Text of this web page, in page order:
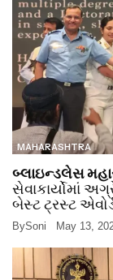
MAHARASHTRA
બ્લાઇન્ડલેસ
સેવાકાર્યોમાં
બેસ્ટ ટ્રસ્ટ
BySoni May 13,